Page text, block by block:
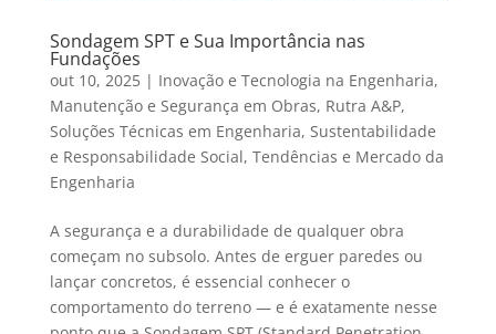
Sondagem SPT e Sua Importância nas
Fundações
out 10, 2025| Inovação e Tecnologia na Engenharia,
Manutenção e Segurança em Obras, Rutra A&P,
Soluções Técnicas em Engenharia, Sustentabilidade
e Responsabilidade Social, Tendências e Mercado da
Engenharia
A segurança e a durabilidade de qualquer obra
começam no subsolo. Antes de erguer paredes ou
lançar concretos, é essencial conhecer o
comportamento do terreno — e é exatamente nesse